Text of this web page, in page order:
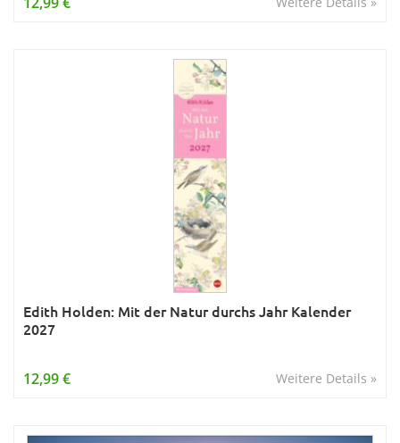
Edith Holden: Mit der Natur durchs Jahr Kalender
2027
Weitere Details »
12,99 €